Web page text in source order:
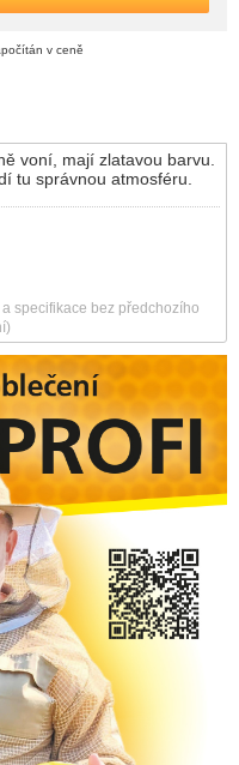
v ceně
voní, mají zlatavou barvu.
tu správnou atmosféru.
specifikace bez předchozího